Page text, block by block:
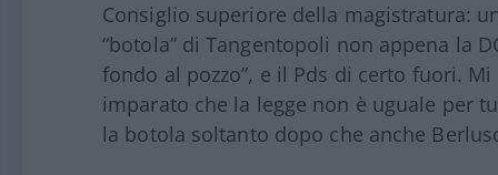
Consiglio superiore della magistratura:
“botola” di Tangentopoli non appena la
fondo al pozzo”, e il Pds di certo fuori.
imparato che la legge non è uguale per
la botola soltanto dopo che anche